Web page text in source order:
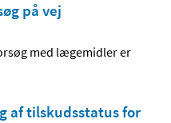
på vej
med lægemidler er
af tilskudsstatus for